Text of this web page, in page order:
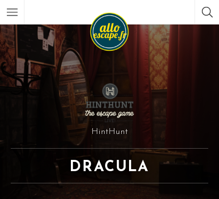
HintHunt
DRACULA